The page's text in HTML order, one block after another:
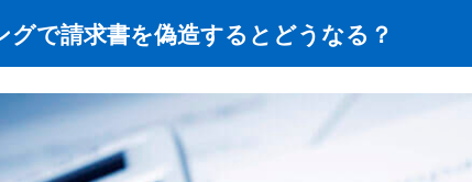
グで請求書を偽造するとどうなる？